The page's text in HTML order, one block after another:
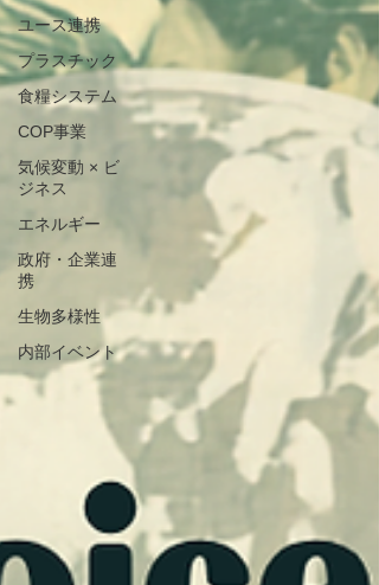
ユース連携
プラスチック
食糧システム
COP事業
気候変動 × ビ
ジネス
エネルギー
政府・企業連
携
生物多様性
内部イベント